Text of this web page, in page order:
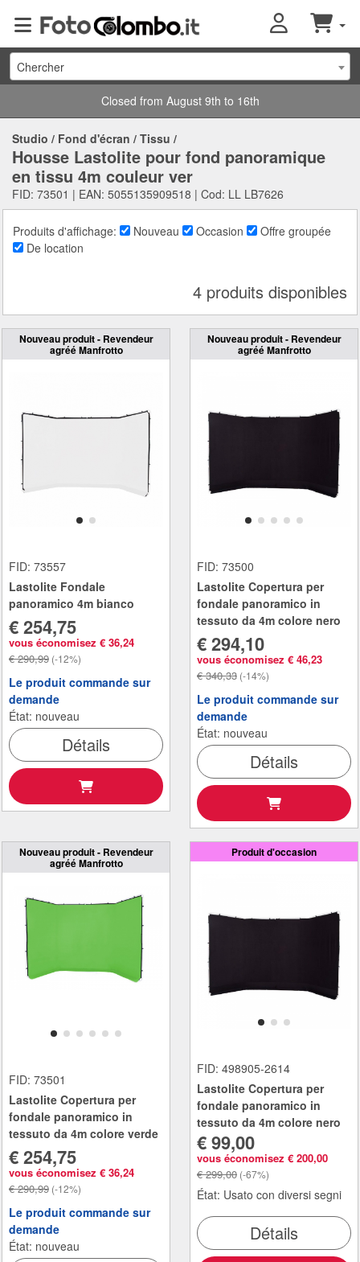
Chercher
Closed from August 9th to 16th
Studio / Fond d'écran / Tissu /
Housse Lastolite pour fond panoramique
en tissu 4m couleur ver
FID: 73501 | EAN: 5055135909518 | Cod: LL LB7626
Produits d'affichage: Nouveau Occasion
Offre groupée
De location
4 produits disponibles
Nouveau produit - Revendeur
agréé Manfrotto
FID: 73557
Lastolite Fondale
panoramico 4m bianco
€ 254,75
vous économisez € 36,24
€ 290,99 (-12%)
Le produit commande sur
demande
État: nouveau
Détails
Nouveau produit - Revendeur
agréé Manfrotto
FID: 73500
Lastolite Copertura per
fondale panoramico in
tessuto da 4m colore nero
€ 294,10
vous économisez € 46,23
€ 340,33 (-14%)
Le produit commande sur
demande
État: nouveau
Détails
Nouveau produit - Revendeur
agréé Manfrotto
FID: 73501
Lastolite Copertura per
fondale panoramico in
tessuto da 4m colore verde
€ 254,75
vous économisez € 36,24
€ 290,99 (-12%)
Le produit commande sur
demande
État: nouveau
Produit d'occasion
FID: 498905-2614
Lastolite Copertura per
fondale panoramico in
tessuto da 4m colore nero
€ 99,00
vous économisez € 200,00
€ 299,00 (-67%)
État: Usato con diversi segni
Détails